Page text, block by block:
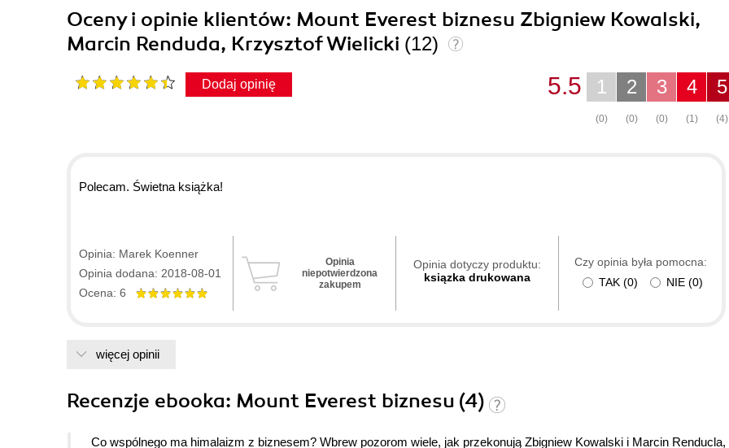
Oceny i opinie klientów: Mount Everest biznesu Zbigniew Kowalski,
Marcin Renduda, Krzysztof Wielicki (12)
Dodaj opinię 5
(4)
4
(1)
3
(0)
2
(0)
1
(0)
5.5
Polecam. Świetna książka!
Opinia: Marek Koenner
Opinia dodana: 2018-08-01
Ocena: 6
Opinia
niepotwierdzona
zakupem
Opinia dotyczy produktu:
ksiązka drukowana
Czy opinia była pomocna:
TAK (0) NIE (0)
więcej opinii
Recenzje ebooka: Mount Everest biznesu (4)
Co wspólnego ma himalaizm z biznesem? Wbrew pozorom wiele, jak przekonują Zbigniew Kowalski i Marcin Renducla,